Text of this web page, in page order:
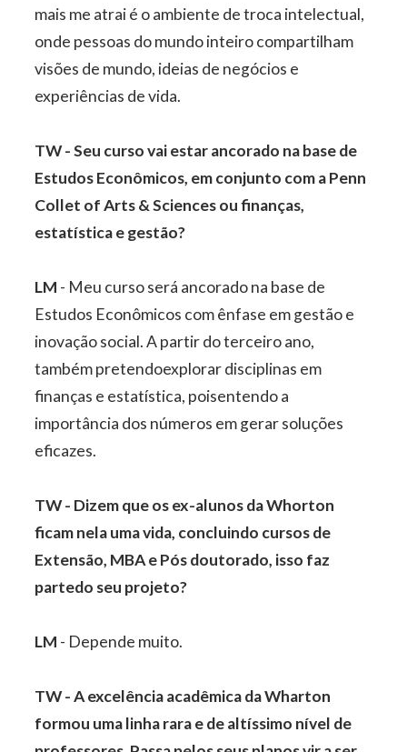
mais me atrai é o ambiente de troca intelectual,
onde pessoas do mundo inteiro compartilham
visões de mundo, ideias de negócios e
experiências de vida.
TW - Seu curso vai estar ancorado na base de
Estudos Econômicos, em conjunto com a Penn
Collet of Arts & Sciences ou finanças,
estatística e gestão?
LM - Meu curso será ancorado na base de
Estudos Econômicos com ênfase em gestão e
inovação social. A partir do terceiro ano,
também pretendoexplorar disciplinas em
finanças e estatística, poisentendo a
importância dos números em gerar soluções
eficazes.
TW - Dizem que os ex-alunos da Whorton
ficam nela uma vida, concluindo cursos de
Extensão, MBA e Pós doutorado, isso faz
partedo seu projeto?
LM - Depende muito.
TW - A excelência acadêmica da Wharton
formou uma linha rara e de altíssimo nível de